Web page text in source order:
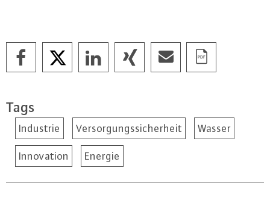
Tags
Industrie Versorgungssicherheit Wasser
Innovation Energie